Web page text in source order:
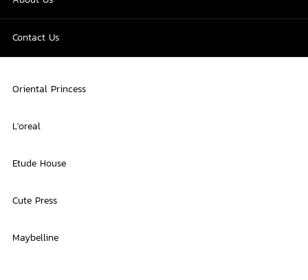
Contact Us
Oriental Princess
L'oreal
Etude House
Cute Press
Maybelline